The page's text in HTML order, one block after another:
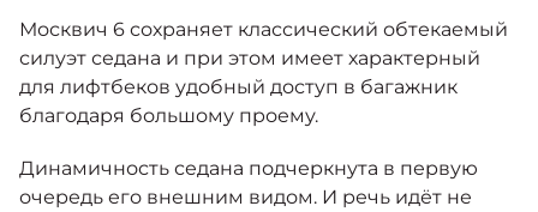
Москвич 8
Практичный семиместный
от 3 125 000 ₽*
Страховые программы
Москвич 6 сохраняет классический обтекаемый
силуэт седана и при этом имеет характерный
для лифтбеков удобный доступ в багажник
благодаря большому проему.
Динамичность седана подчеркнута в первую
очередь его внешним видом. И речь идёт не